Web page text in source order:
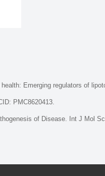
Emerging regulators of
PMC8620413.
of Disease. Int J Mol